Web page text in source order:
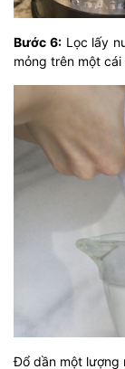
Bước 6:Lọc lấy
mỏng trên một cái
Đổ dần một lượng